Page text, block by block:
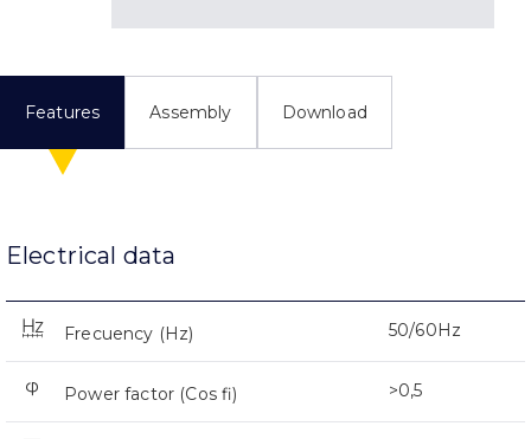
Features Assembly Download
Electrical data
Frecuency (Hz) 50/60Hz
Power factor (Cos fi) >0,5